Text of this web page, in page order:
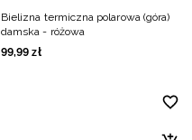
Bielizna termiczna polarowa (góra)
damska - różowa
99,99 zł